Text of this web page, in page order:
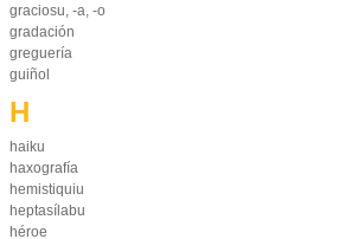
graciosu, -a, -o
gradación
greguería
guiñol
H
haiku
haxografía
hemistiquiu
heptasílabu
héroe